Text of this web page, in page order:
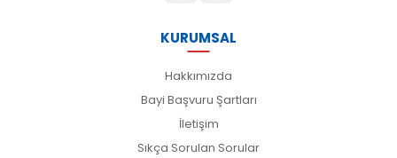
KURUMSAL
Hakkımızda
Bayi Başvuru Şartları
İletişim
Sıkça Sorulan Sorular